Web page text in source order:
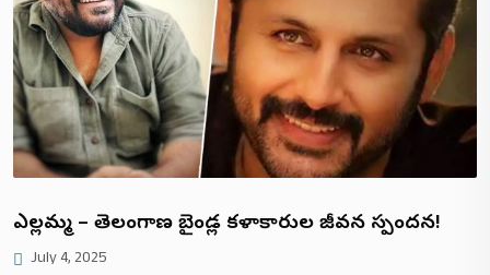
ఎల్లమ్మ – తెలంగాణ బైండ్ల కళాకారుల జీవన స్పందన!
July 4, 2025